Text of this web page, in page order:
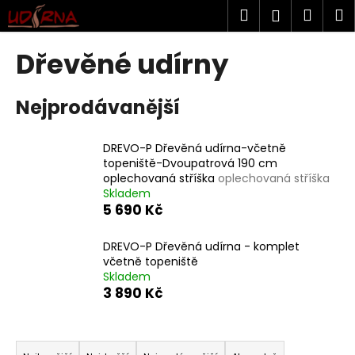
Přejít
na
obsah
Hledat
Dřevěné udírny
Nejprodávanější
DREVO-P Dřevěná udírna-včetně
topeniště-Dvoupatrová 190 cm
oplechovaná stříška oplechovaná stříška
Skladem
5 690 Kč
DREVO-P Dřevěná udírna - komplet
včetně topeniště
Skladem
3 890 Kč
Ř
K
o
o
e